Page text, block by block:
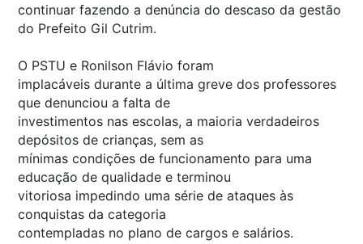
continuar fazendo a denúncia do descaso da gestão
do Prefeito Gil Cutrim.
O PSTU e Ronilson Flávio foram
implacáveis durante a última greve dos professores
que denunciou a falta de
investimentos nas escolas, a maioria verdadeiros
depósitos de crianças, sem as
mínimas condições de funcionamento para uma
educação de qualidade e terminou
vitoriosa impedindo uma série de ataques às
conquistas da categoria
contempladas no plano de cargos e salários.